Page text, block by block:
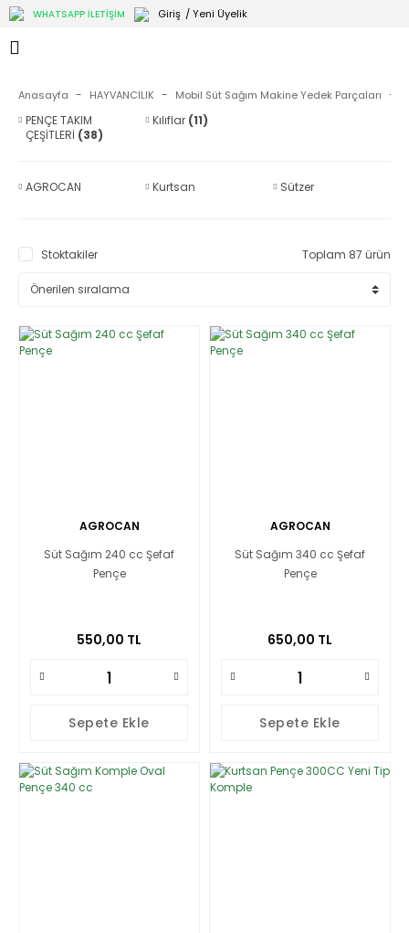
WHATSAPP İLETİŞİM Giriş / Yeni Üyelik
Anasayfa HAYVANCILIK Mobil Süt Sağım Makine Yedek Parçaları
PENÇE TAKIM
ÇEŞİTLERİ (38)
Kılıflar (11)
AGROCAN Kurtsan Sützer
Stoktakiler Toplam 87 ürün
AGROCAN
Süt Sağım 240 cc Şefaf
Pençe
550,00 TL
Sepete Ekle
AGROCAN
Süt Sağım 340 cc Şefaf
Pençe
650,00 TL
Sepete Ekle